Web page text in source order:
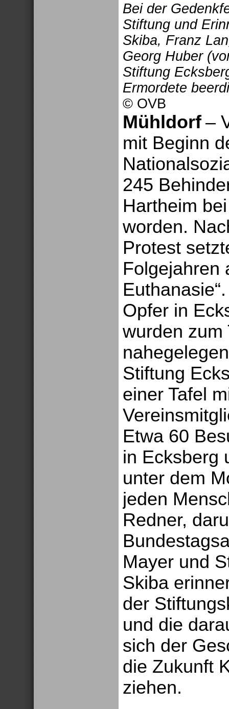
Bei der
Stiftung und
Skiba, Franz
Georg Huber
Stiftung
Ermordete
© OVB
Mühldorf –
mit Beginn
245
Hartheim
worden.
Protest
Folgejahren
Opfer in
wurden zum
Stiftung
einer Tafel
Etwa 60
in Ecksberg
unter dem
jeden
Redner,
Mayer und
Skiba
der
und die
sich der
die Zukunft
ziehen.